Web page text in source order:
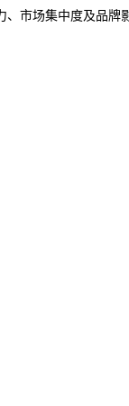
、市场集中度及品牌